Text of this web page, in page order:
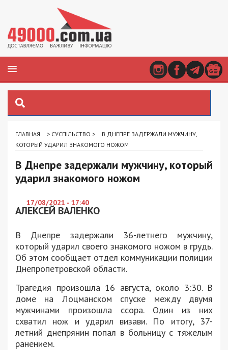
ГЛАВНАЯ > СУСПІЛЬСТВО >
В ДНЕПРЕ ЗАДЕРЖАЛИ МУЖЧИНУ,
КОТОРЫЙ УДАРИЛ ЗНАКОМОГО НОЖОМ
В Днепре задержали мужчину, который
ударил знакомого ножом
17/08/2021 - 17:40
АЛЕКСЕЙ ВАЛЕНКО
В Днепре задержали 36-летнего мужчину,
который ударил своего знакомого ножом в грудь.
Об этом сообщает отдел коммуникации полиции
Днепропетровской области.
Трагедия произошла 16 августа, около 3:30. В
доме на Лоцманском спуске между двумя
мужчинами произошла ссора. Один из них
схватил нож и ударил визави. По итогу, 37-
летний днепрянин попал в больницу с тяжелым
ранением.